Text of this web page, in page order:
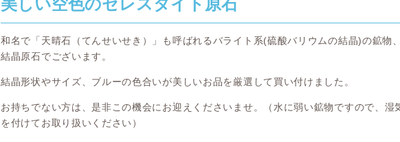
美しい空色のセレスタイト原石
和名で「天晴石（てんせいせき）」も呼ばれるバライト系(硫酸バリウムの結晶)の鉱物
結晶原石でございます。
結晶形状やサイズ、ブルーの色合いが美しいお品を厳選して買い付けました。
お持ちでない方は、是非この機会にお迎えくださいませ。（水に弱い鉱物ですので、湿
を付けてお取り扱いください）